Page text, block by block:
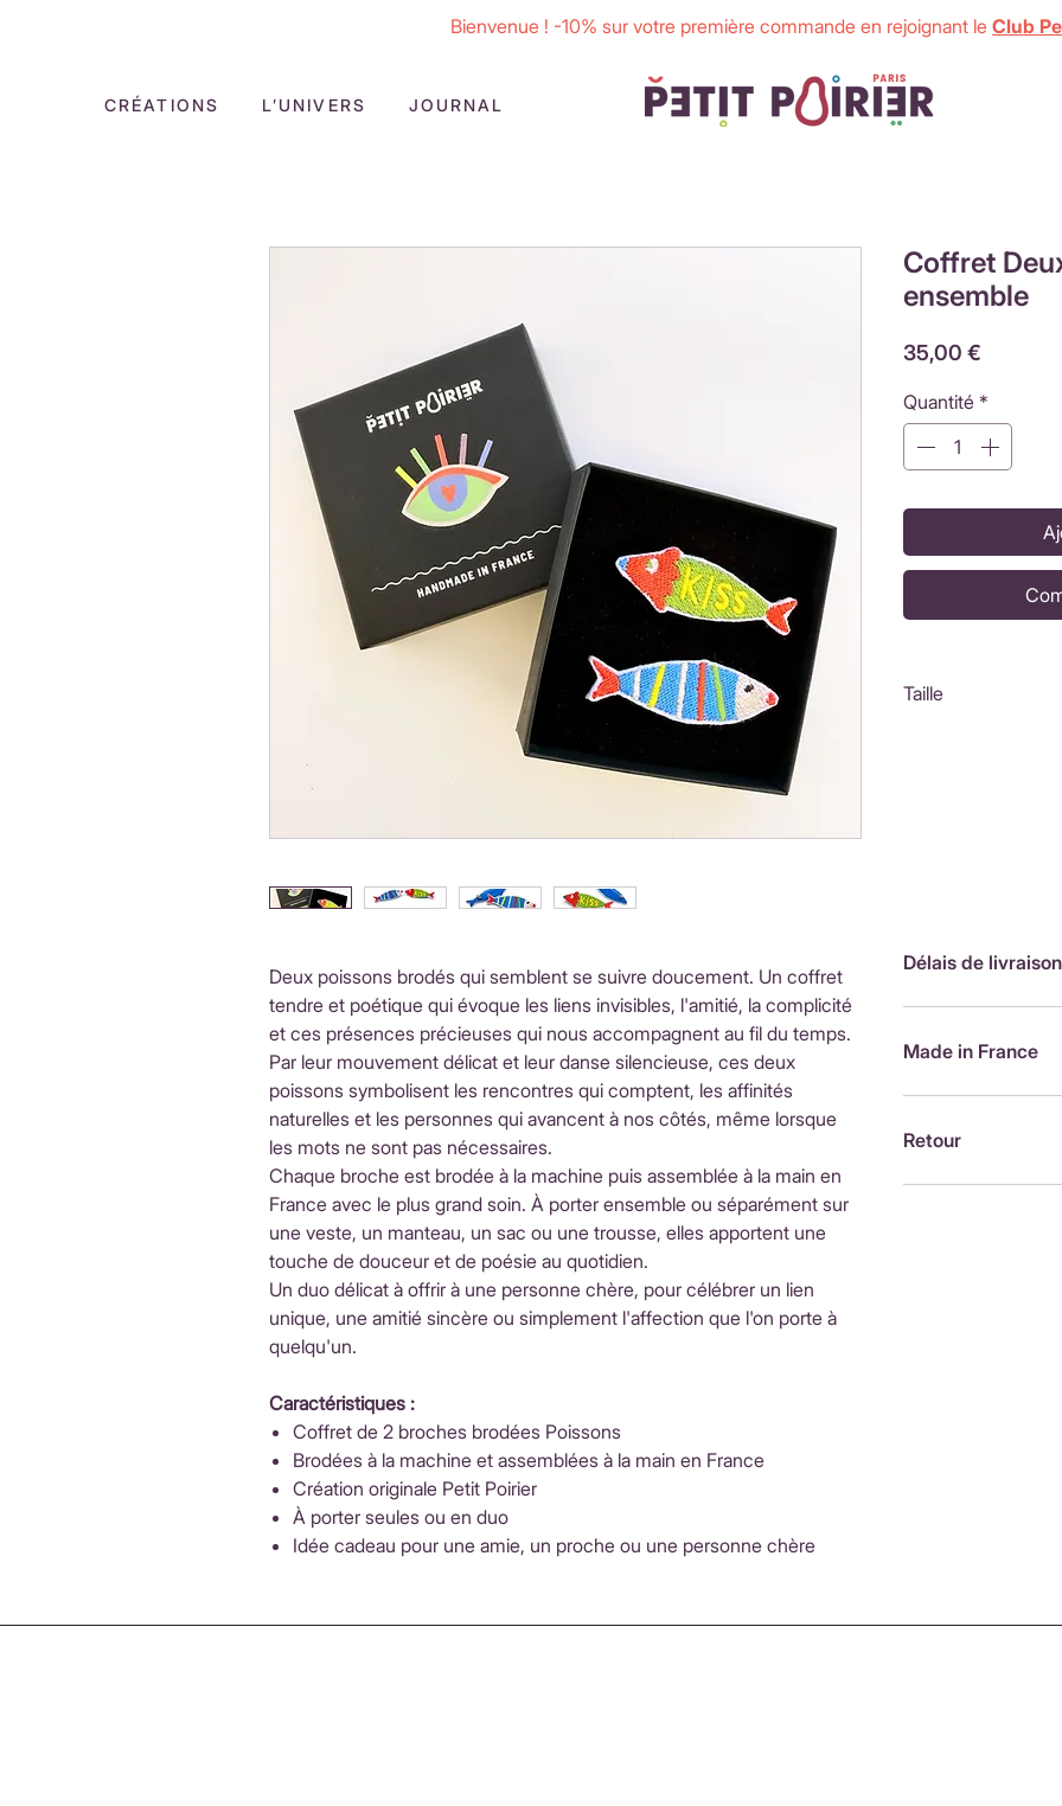
Bienvenue ! -10% sur votre première commande en rejoignant le Club
CRÉATIONS L’UNIVERS JOURNAL
Deux poissons brodés qui semblent se suivre doucement. Un coffret
tendre et poétique qui évoque les liens invisibles, l'amitié, la complicité
et ces présences précieuses qui nous accompagnent au fil du temps.
Par leur mouvement délicat et leur danse silencieuse, ces deux
poissons symbolisent les rencontres qui comptent, les affinités
naturelles et les personnes qui avancent à nos côtés, même lorsque
les mots ne sont pas nécessaires.
Chaque broche est brodée à la machine puis assemblée à la main en
France avec le plus grand soin. À porter ensemble ou séparément sur
une veste, un manteau, un sac ou une trousse, elles apportent une
touche de douceur et de poésie au quotidien.
Un duo délicat à offrir à une personne chère, pour célébrer un lien
unique, une amitié sincère ou simplement l'affection que l'on porte à
quelqu'un.
Caractéristiques :
Coffret de 2 broches brodées Poissons
Brodées à la machine et assemblées à la main en France
Création originale Petit Poirier
À porter seules ou en duo
Idée cadeau pour une amie, un proche ou une personne chère
Coffret
ensemble
35,00 €
Quantité *
Taille
Délais de livraison
de livraison : 3,90
fonction du pays
Made in France
France, par
Retour